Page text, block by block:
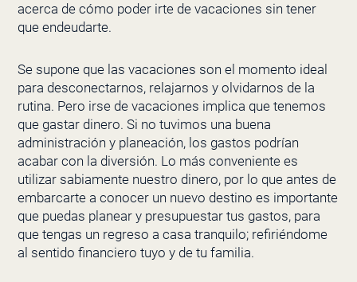
acerca de cómo poder irte de vacaciones sin tener
que endeudarte.
Se supone que las vacaciones son el momento ideal
para desconectarnos, relajarnos y olvidarnos de la
rutina. Pero irse de vacaciones implica que tenemos
que gastar dinero. Si no tuvimos una buena
administración y planeación, los gastos podrían
acabar con la diversión. Lo más conveniente es
utilizar sabiamente nuestro dinero, por lo que antes de
embarcarte a conocer un nuevo destino es importante
que puedas planear y presupuestar tus gastos, para
que tengas un regreso a casa tranquilo; refiriéndome
al sentido financiero tuyo y de tu familia.